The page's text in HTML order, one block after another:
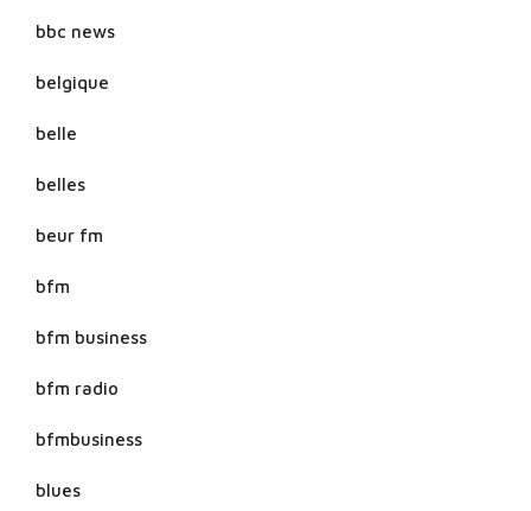
bbc news
belgique
belle
belles
beur fm
bfm
bfm business
bfm radio
bfmbusiness
blues